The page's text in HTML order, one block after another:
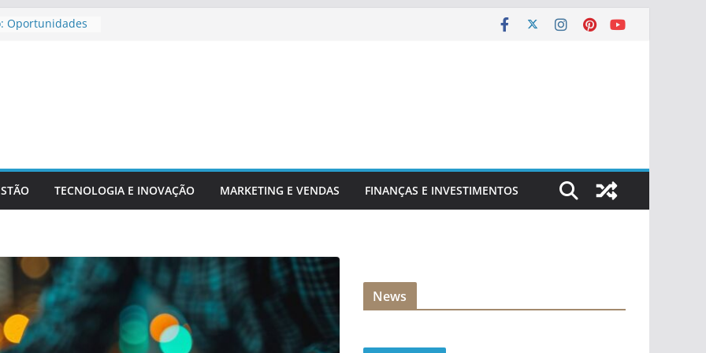
Oportunidades
TECNOLOGIA E INOVAÇÃO MARKETING E VENDAS FINANÇAS E INVESTIMENTOS
News